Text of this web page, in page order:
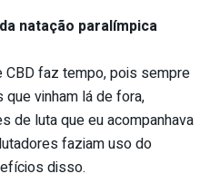
natação paralímpica
faz tempo, pois sempre
vinham lá de fora,
de luta que eu acompanhava
faziam uso do
disso.